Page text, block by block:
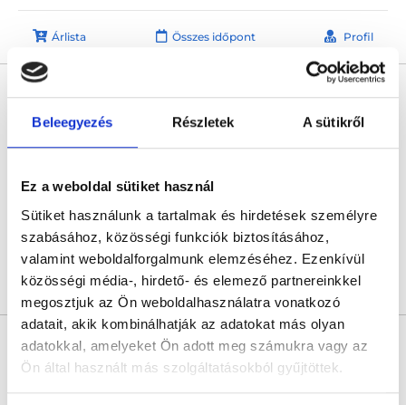
Beleegyezés Részletek A sütikről
Ez a weboldal sütiket használ
Sütiket használunk a tartalmak és hirdetések személyre
szabásához, közösségi funkciók biztosításához,
valamint weboldalforgalmunk elemzéséhez. Ezenkívül
közösségi média-, hirdető- és elemező partnereinkkel
megosztjuk az Ön weboldalhasználatra vonatkozó
adatait, akik kombinálhatják az adatokat más olyan
adatokkal, amelyeket Ön adott meg számukra vagy az
Ön által használt más szolgáltatásokból gyűjtöttek.
Árlista Összes időpont Profil
Sajnáljuk, jelenleg nincs szabad időpont!
Árlista Összes időpont Profil
* Szakorvos jelölt (rezidens): általános orvosi oklevéllel rendelkező
orvos, aki jogszabályok szerinti szakorvosi szakképesítés
megszerzésére irányuló képzésben vesz részt. Ezen orvosok által
önállóan nem végezhető szakmai tevékenységért teljes
felelősséggel tartozik és azt közvetlenül felügyeli az egészségügyi